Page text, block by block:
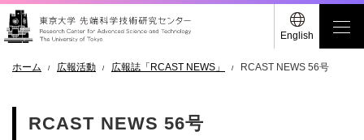
English
ホーム 広報活動 広報誌「RCAST NEWS」 RCAST NEWS 56号
RCAST NEWS 56号